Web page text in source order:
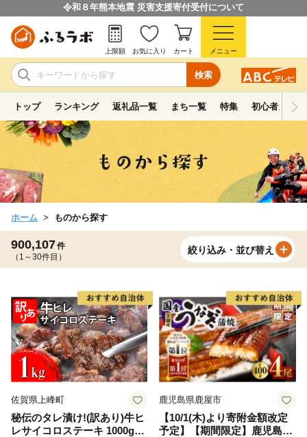
令和８年熊本地震 災害支援寄付受付について
検索
上限額 お気に入り カート メニュー
トップ ランキング 返礼品一覧 まち一覧 特集 初心者ガイド
ホーム ものから探す
900,107件
（1～30件目）
絞り込み・並び替え
佐賀県上峰町
秘伝のタレ漬け!(訳あり)牛ヒ
レサイコロステーキ 1000g
鹿児島県鹿屋市
【10/1(木)より寄附金額改定
予定】【期間限定】鹿児島県